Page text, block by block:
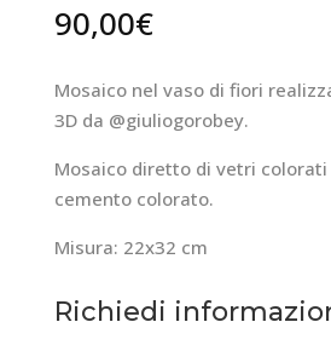
90,00€
Mosaico nel vaso di fiori
3D da @giuliogorobey.
Mosaico diretto di vetri colorati
cemento colorato.
Misura: 22x32 cm
Richiedi